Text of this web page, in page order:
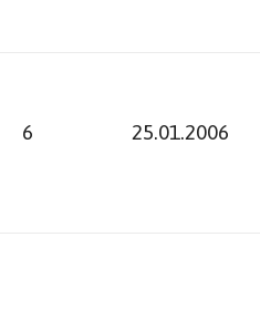
6 25.01.2006